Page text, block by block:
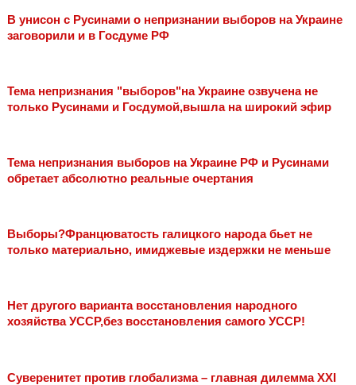
В унисон с Русинами о непризнании выборов на Украине
заговорили и в Госдуме РФ
Тема непризнания "выборов"на Украине озвучена не
только Русинами и Госдумой,вышла на широкий эфир
Тема непризнания выборов на Украине РФ и Русинами
обретает абсолютно реальные очертания
Выборы?Францюватость галицкого народа бьет не
только материально, имиджевые издержки не меньше
Нет другого варианта восстановления народного
хозяйства УССР,без восстановления самого УССР!
Суверенитет против глобализма – главная дилемма XXI